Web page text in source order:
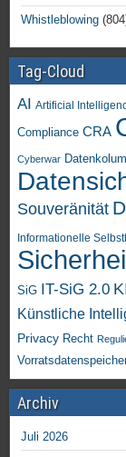
Whistleblowing
Tag-Cloud
AI Artificial
Compliance CRA
Cyberwar
Souveränität
Informationelle
SiG IT-SiG 2.0
Künstliche
Privacy Recht
Archiv
Juli 2026